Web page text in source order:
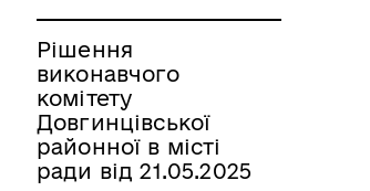
Рішення
виконавчого
комітету
Довгинцівської
районної в місті
ради від 21.05.2025